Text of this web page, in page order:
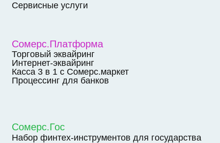
Сервисные услуги
Сомерс.Платформа
Торговый эквайринг
Интернет-эквайринг
Касса 3 в 1 с Сомерс.маркет
Процессинг для банков
Сомерс.Гос
Набор финтех-инструментов для государства